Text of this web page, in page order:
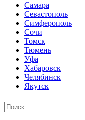
Самара
Севастополь
Симферополь
Сочи
Томск
Тюмень
Уфа
Хабаровск
Челябинск
Якутск